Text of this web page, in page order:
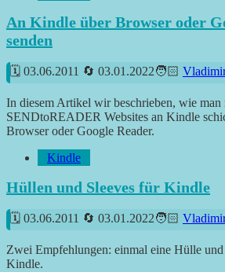
An Kindle über Browser oder
senden
03.06.2011 03.01.2022
In diesem Artikel wir beschrieben, wie
SENDtoREADER Websites an Kindle
Browser oder Google Reader.
Kindle
Hüllen und Sleeves für Kindle
03.06.2011 03.01.2022
Zwei Empfehlungen: einmal eine Hülle
Kindle.